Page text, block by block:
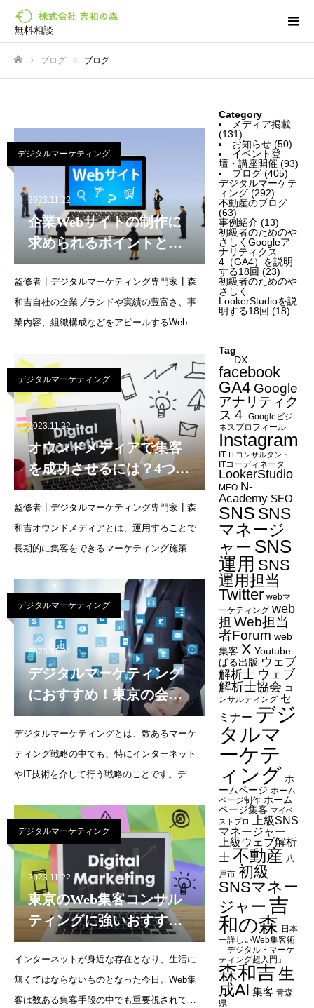
無料相談
ブログ ブログ
デジタルマーケティング
2023.11.22
企業Webサイトの制作に
求められるポイントと
は？初心者にもわかりや
すく、注意点まで解説
監修者┃デジタルマーケティング専門家┃森
和吉自社の企業ブランドや実績の豊富さ、事
業内容、組織構成などをアピールするWebサ
境において重要です。しかし、サイト制作経
験がないままに自社でWebサイトを構築する
場合、何から手を
デジタルマーケティング
2023.11.22
オウンドメディアで集客
を成功させるには？4つの
鉄板集客方法も紹介
監修者┃デジタルマーケティング専門家┃森
和吉オウンドメディアとは、運用することで
長期的に集客をできるマーケティング施策の1
営すればよいというわけではなく、集客に成
功するためのコツがあります。そこで今回
は、オウンドメディア
デジタルマーケティング
2023.11.22
デジタルマーケティング
におすすめ！東京の会社
17選
デジタルマーケティングとは、数あるマーケ
ティング戦略の中でも、特にインターネット
やIT技術を介して行う戦略のことです。デジ
ますが、デジタルマーケティングの会社に依
頼することでより効率的に実施できます。そ
こで今回は、東京でデジタルマ
デジタルマーケティング
2023.11.22
東京のWeb集客コンサル
ティングに強いおすすめ
の制作会社を紹介
インターネットが身近な存在となり、生活に
無くてはならないものとなった今日。Web集
客は数ある集客手段の中でも重要視されてお
Category
メディア掲載
(131)
お知らせ(50)
イベント登
壇・講座開催(93)
ブログ(405)
デジタルマーケテ
ィング(292)
不動産のブログ
(63)
事例紹介(13)
初級者のためのや
さしくGoogleア
ナリティクス
4（GA4）を説明
する18回 (23)
初級者のためのや
さしく
LookerStudioを説
明する18回 (18)
Tag
DX
facebook
GA4 Google
アナリティク
ス４
Googleビジ
ネスプロフィール
Instagram
IT ITコンサルタント
ITコーディネータ
LookerStudio
MEO N-
Academy SEO
SNS SNS
マネージ
ャー SNS
運用 SNS
運用担当
Twitter webマ
ーケティング web
担 Web担当
者Forum web
集客 X Youtube
ぱる出版 ウェブ
解析士 ウェブ
解析士協会 コ
ンサルティング セ
ミナー デジ
タルマ
ーケテ
ィング ホ
ームページ ホーム
ページ制作 ホーム
ページ集客 マイベ
ストプロ
上級SNS
マネージャー
上級ウェブ解析
士 不動産 八
戸市 初級
SNSマネー
ジャー 吉
和の森 日本
一詳しいWeb集客術
「デジタル・マーケ
ティング超入門」
森和吉生
成AI 集客 青森
県